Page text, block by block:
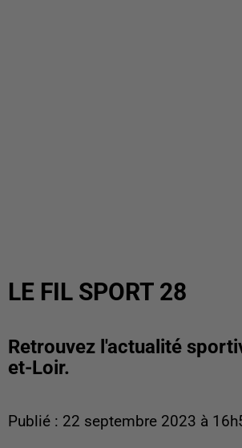
LE FIL SPORT 28
Retrouvez l'actualité
et-Loir.
Publié : 22 septembre 2023 à